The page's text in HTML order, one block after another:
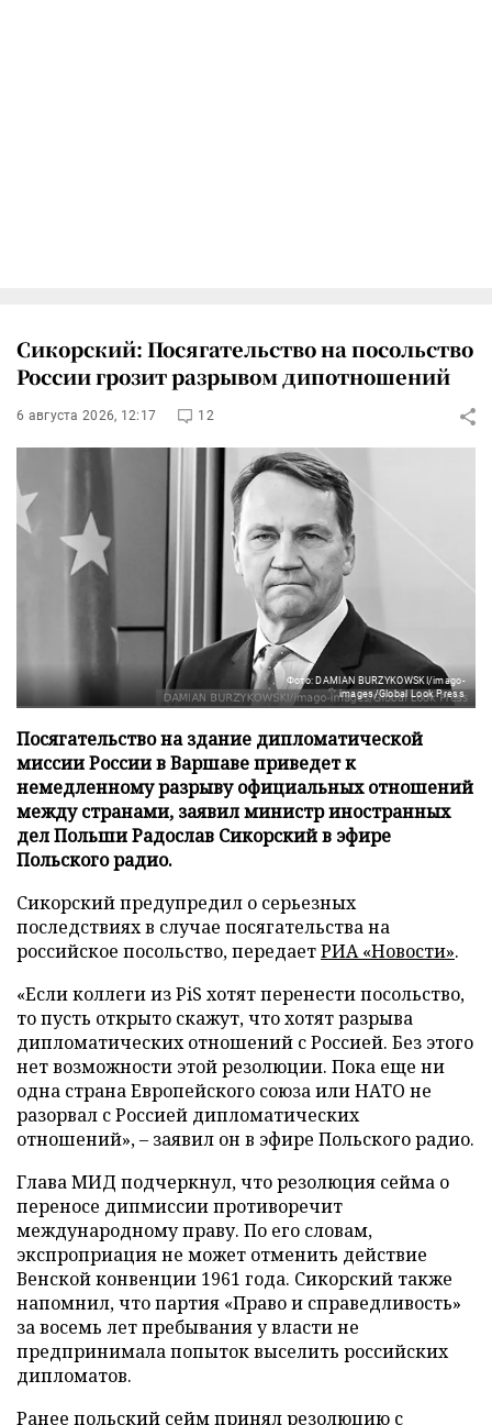
Сикорский: Посягательство на посольство
России грозит разрывом дипотношений
6 августа 2026, 12:17 12
Фото: DAMIAN BURZYKOWSKI/imago-
images/Global Look Press
Посягательство на здание дипломатической
миссии России в Варшаве приведет к
немедленному разрыву официальных отношений
между странами, заявил министр иностранных
дел Польши Радослав Сикорский в эфире
Польского радио.
Сикорский предупредил о серьезных
последствиях в случае посягательства на
российское посольство, передаетРИА «Новости».
«Если коллеги из PiS хотят перенести посольство,
то пусть открыто скажут, что хотят разрыва
дипломатических отношений с Россией. Без этого
нет возможности этой резолюции. Пока еще ни
одна страна Европейского союза или НАТО не
разорвал с Россией дипломатических
отношений», – заявил он в эфире Польского радио.
Глава МИД подчеркнул, что резолюция сейма о
переносе дипмиссии противоречит
международному праву. По его словам,
экспроприация не может отменить действие
Венской конвенции 1961 года. Сикорский также
напомнил, что партия «Право и справедливость»
за восемь лет пребывания у власти не
предпринимала попыток выселить российских
дипломатов.
Ранее польский сейм принял резолюцию с